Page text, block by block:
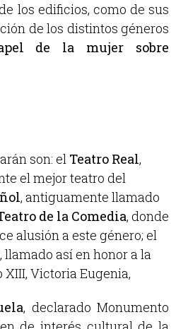
los edificios, como de sus
de los distintos géneros
de la mujer sobre
son: el Teatro Real,
el mejor teatro del
, antiguamente llamado
de la Comedia, donde
alusión a este género; el
, llamado así en honor a la
Victoria Eugenia,
, declarado Monumento